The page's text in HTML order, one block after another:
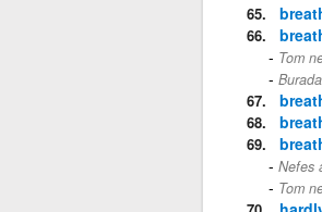
Tom
Nefes
Tom